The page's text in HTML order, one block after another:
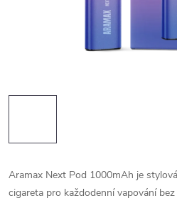
Aramax Next Pod 1000mAh je
cigareta pro každodenní vapování